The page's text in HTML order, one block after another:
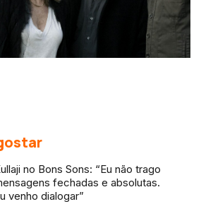
no Bons Sons: “Eu não trago
fechadas e absolutas.
venho dialogar”